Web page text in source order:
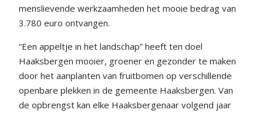
menslievende werkzaamheden het mooie bedrag van
3.780 euro ontvangen.
“Een appeltje in het landschap” heeft ten doel
Haaksbergen mooier, groener en gezonder te maken
door het aanplanten van fruitbomen op verschillende
openbare plekken in de gemeente Haaksbergen. Van
de opbrengst kan elke Haaksbergenaar volgend jaar